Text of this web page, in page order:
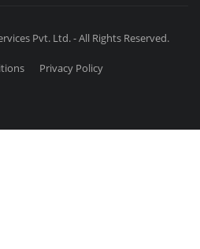
Pvt. Ltd. - All Rights Reserved.
Privacy Policy